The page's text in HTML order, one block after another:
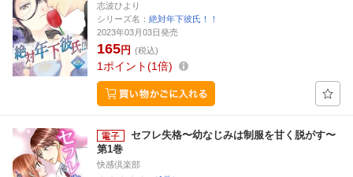
志波ひより
シリーズ名： 絶対年下彼氏！！
2023年03月03日発売
165円 (税込)
1 ポイント 1倍
セフレ失格〜幼なじみは制服を甘く脱がす〜
第1巻
快感倶楽部